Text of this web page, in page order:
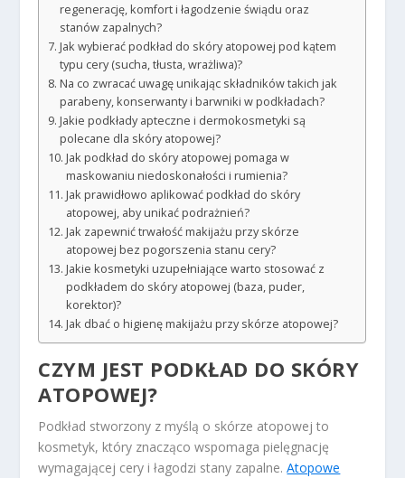
regenerację, komfort i łagodzenie świądu oraz
stanów zapalnych?
Jak wybierać podkład do skóry atopowej pod kątem
typu cery (sucha, tłusta, wrażliwa)?
Na co zwracać uwagę unikając składników takich jak
parabeny, konserwanty i barwniki w podkładach?
Jakie podkłady apteczne i dermokosmetyki są
polecane dla skóry atopowej?
Jak podkład do skóry atopowej pomaga w
maskowaniu niedoskonałości i rumienia?
Jak prawidłowo aplikować podkład do skóry
atopowej, aby unikać podrażnień?
Jak zapewnić trwałość makijażu przy skórze
atopowej bez pogorszenia stanu cery?
Jakie kosmetyki uzupełniające warto stosować z
podkładem do skóry atopowej (baza, puder,
korektor)?
Jak dbać o higienę makijażu przy skórze atopowej?
CZYM JEST PODKŁAD DO SKÓRY
ATOPOWEJ?
Podkład stworzony z myślą o skórze atopowej to
kosmetyk, który znacząco wspomaga pielęgnację
wymagającej cery i łagodzi stany zapalne.Atopowe